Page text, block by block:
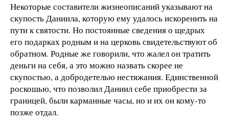
Некоторые составители жизнеописаний указывают на
скупость Даниила, которую ему удалось искоренить на
пути к святости. Но постоянные сведения о щедрых
его подарках родным и на церковь свидетельствуют об
обратном. Родные же говорили, что жалел он тратить
деньги на себя, а это можно назвать скорее не
скупостью, а добродетелью нестяжания. Единственной
роскошью, что позволил Даниил себе приобрести за
границей, были карманные часы, но и их он кому-то
позже отдал.